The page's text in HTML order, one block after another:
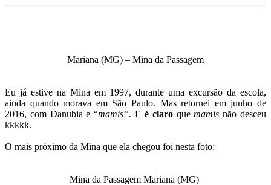
Mariana (MG) – Mina da Passagem
Eu já estive na Mina em 1997, durante uma excursão da escola,
ainda quando morava em São Paulo. Mas retornei em junho de
2016, com Danubia e “mamis”.E é claroquemamis não desceu
kkkkk.
O mais próximo da Mina que ela chegou foi nesta foto:
Mina da Passagem Mariana (MG)